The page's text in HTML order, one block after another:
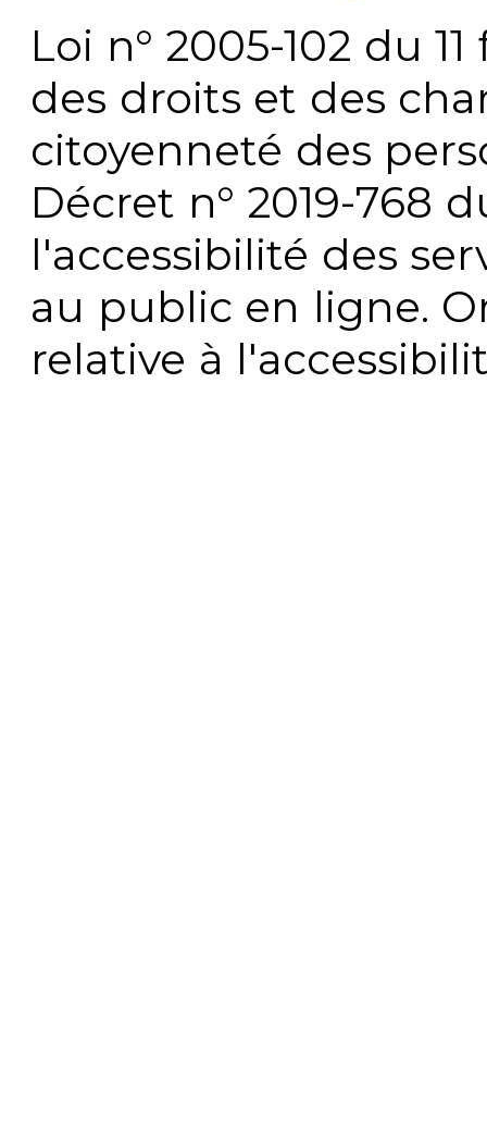
Loi n° 2005-102 du
des droits et des
citoyenneté des
Décret n° 2019-768
l'accessibilité des
au public en ligne.
relative à